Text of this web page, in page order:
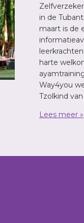
in de
maart is de
harte
Way4you
Tzolkind
Lees meer »